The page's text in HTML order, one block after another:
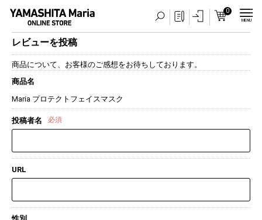
0
MENU
レビューを投稿
商品について、お客様のご感想をお待ちしております。
商品名
Maria プロテクトフェイスマスク
投稿者名 必須
URL